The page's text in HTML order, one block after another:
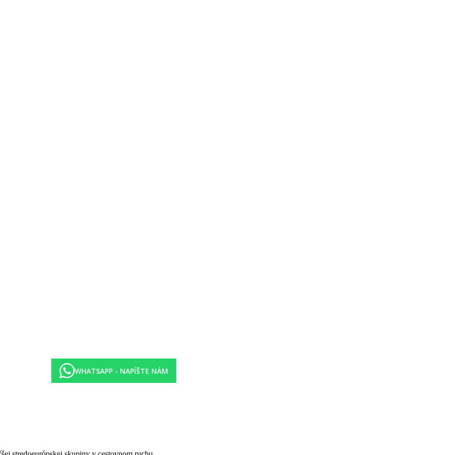
a zmenáreň. O blaho hostí sa stará reštaurácia. Ďalej má hotel konferenčný priestor s celkom 600 sedadlami. Pohybovo obmedzeným
nealkoholické nápoje, pivo, víno, národné alkoholické nápoje, rýchle občerstvenie a koktaily v určitých hodinách.
za poplatok), fitness a volejbal. Golfové ihrisko sa nachádza 22 km od hotela. Ponuka wellness: kúpeľná oblasť a slnečná terasa za
poplatok. Zábava pre dospelých: animačný program s večernou show a živou hudbou. Stráženie detí: miniklub pre deti od 4 - 12 rokov.
Niektoré služby sú závislé od ročného obdobia a od miestnych klimatických podmienok. Jazyky: angličtina, nemčina a španielčina.
kuchynským kútom, varnou kanvicou (zdarma), balkónom, trezorom (zadarmo) a satelit.TV a tiež individuálne regulovateľnou
WHATSAPP - NAPÍŠTE NÁM